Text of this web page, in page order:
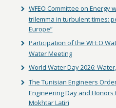
WFEO Committee on Energy
trilemma in turbulent times:
Europe”
Participation of the WFEO
Water Meeting
World Water Day 2026:
The Tunisian Engineers
Engineering Day and
Mokhtar Latiri